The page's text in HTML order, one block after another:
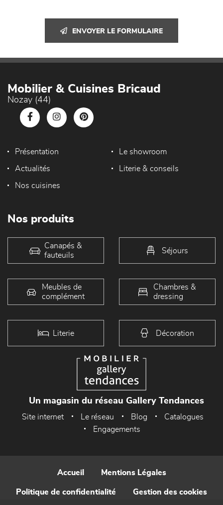
ENVOYER LE FORMULAIRE
Mobilier & Cuisines Bricaud
Nozay (44)
Présentation Le showroom
Actualités Literie & conseils
Nos cuisines
Nos produits
Canapés &
fauteuils
Séjours
Meubles de
complément
Chambres &
dressing
Literie Décoration
Un magasin du réseau Gallery Tendances
Site internet Le réseau Blog
Catalogues
Engagements
Accueil Mentions Légales
Politique de confidentialité Gestion des cookies